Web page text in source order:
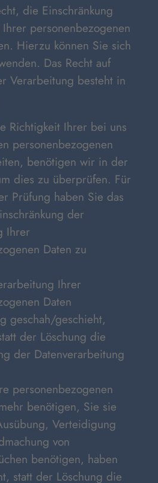
die Einschränkung
personenbezogenen
Hierzu können Sie sich
Das Recht auf
Verarbeitung besteht in
Richtigkeit Ihrer bei uns
personenbezogenen
benötigen wir in der
dies zu überprüfen. Für
Prüfung haben Sie das
der
Ihrer
Daten zu
Ihrer
Daten
geschah/geschieht,
der Löschung die
der Datenverarbeitung
personenbezogenen
benötigen, Sie sie
Verteidigung
von
benötigen, haben
statt der Löschung die